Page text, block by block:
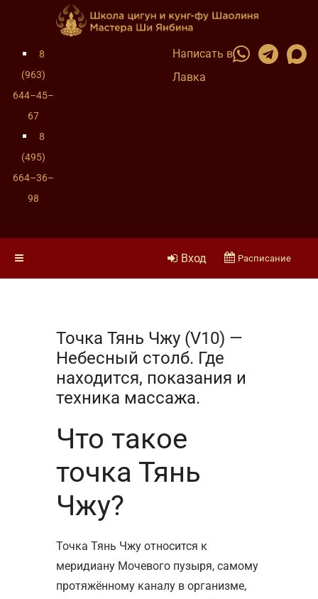
8
(963)
644–45–
67
8
(495)
664–36–
98
Написать в
Лавка
Вход Расписание
Точка Тянь Чжу (V10) —
Небесный столб. Где
находится, показания и
техника массажа.
Что такое
точка Тянь
Чжу?
Точка Тянь Чжу относится к
меридиану Мочевого пузыря, самому
протяжённому каналу в организме,